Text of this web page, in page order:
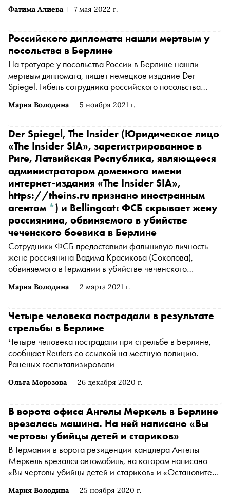
Фатима Алиева 7 мая 2022 г.
Мария Володина 5 ноября 2021 г.
Российского дипломата нашли мертвым у
посольства в Берлине
На тротуаре у посольства России в Берлине нашли
мертвым дипломата, пишет немецкое издание Der
Spiegel. Гибель сотрудника российского посольства
иностранных дел (МИД) Германии Кристофер Бургер,
Мария Володина 2 марта 2021 г.
Der Spiegel, The Insider (Юридическое лицо
«The Insider SIA», зарегистрированное в
Риге, Латвийская Республика, являющееся
администратором доменного имени
интернет-издания «The Insider SIA»,
https://theins.ru признано иностранным
агентом *) и Bellingcat: ФСБ скрывает жену
россиянина, обвиняемого в убийстве
чеченского боевика в Берлине
Сотрудники ФСБ предоставили фальшивую личность
жене россиянина Вадима Красикова (Соколова),
обвиняемого в Германии в убийстве чеченского
в расследовании Der Spiegel,The Insider
Латвийская Республика, являющееся администратором
доменного имени интернет-издания «The Insider SIA»,
https://theins.ru признано иностранным агентом
Bellingcat
Ольга Морозова 26 декабря 2020 г.
Четыре человека пострадали в результате
стрельбы в Берлине
Четыре человека пострадали при стрельбе в Берлине,
сообщает Reuters со ссылкой на местную полицию.
Раненых госпитализировали
Мария Володина 25 ноября 2020 г.
В ворота офиса Ангелы Меркель в Берлине
врезалась машина. На ней написано «Вы
чертовы убийцы детей и стариков»
В Германии в ворота резиденции канцлера Ангелы
Меркель врезался автомобиль, на котором написано
«Вы чертовы убийцы детей и стариков» и «Остановите